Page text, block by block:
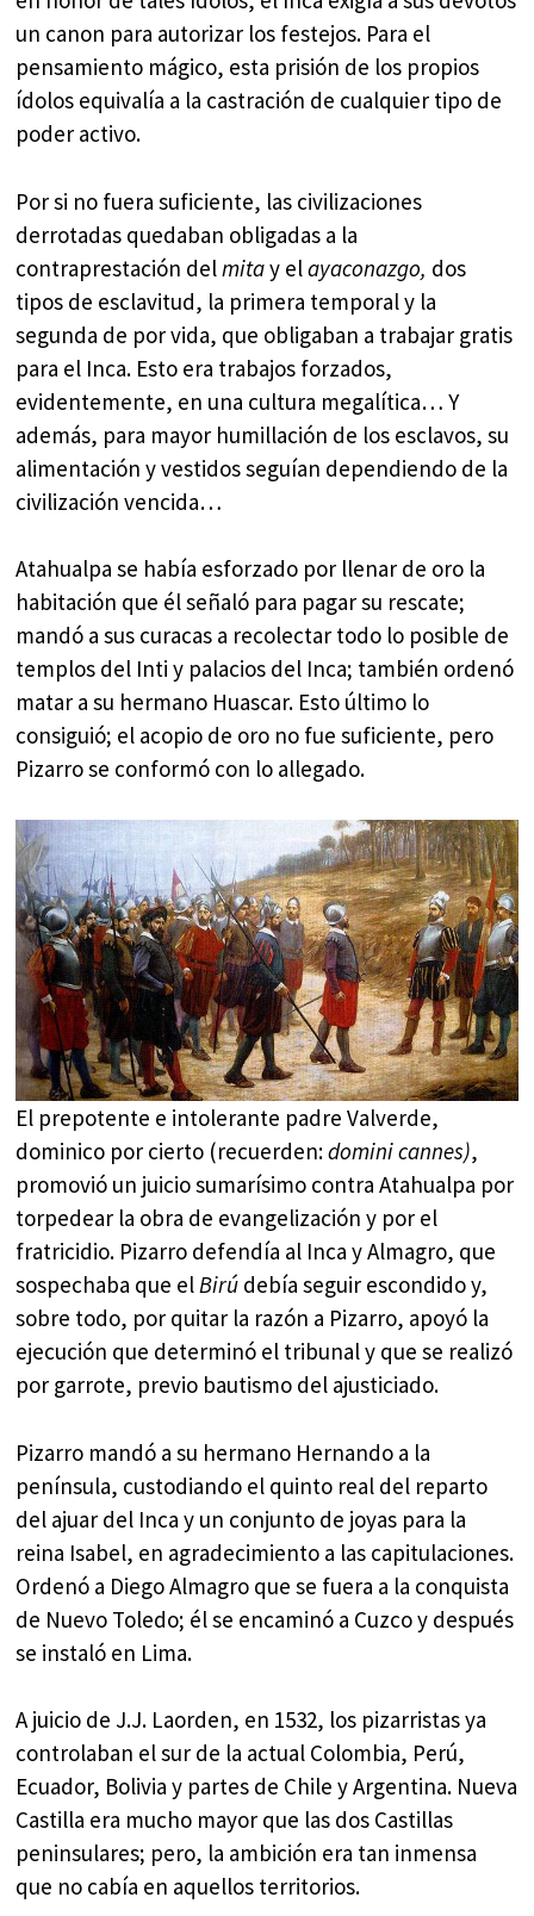
un canon para autorizar los festejos. Para el
pensamiento mágico, esta prisión de los propios
ídolos equivalía a la castración de cualquier tipo de
poder activo.
Por si no fuera suficiente, las civilizaciones
derrotadas quedaban obligadas a la
contraprestación delmitay elayaconazgo, dos
tipos de esclavitud, la primera temporal y la
segunda de por vida, que obligaban a trabajar gratis
para el Inca. Esto era trabajos forzados,
evidentemente, en una cultura megalítica… Y
además, para mayor humillación de los esclavos, su
alimentación y vestidos seguían dependiendo de la
civilización vencida…
Atahualpa se había esforzado por llenar de oro la
habitación que él señaló para pagar su rescate;
mandó a sus curacas a recolectar todo lo posible de
templos del Inti y palacios del Inca; también ordenó
matar a su hermano Huascar. Esto último lo
consiguió; el acopio de oro no fue suficiente, pero
Pizarro se conformó con lo allegado.
El prepotente e intolerante padre Valverde,
dominico por cierto (recuerden:domini cannes),
promovió un juicio sumarísimo contra Atahualpa por
torpedear la obra de evangelización y por el
fratricidio. Pizarro defendía al Inca y Almagro, que
sospechaba que elBirú debía seguir escondido y,
sobre todo, por quitar la razón a Pizarro, apoyó la
ejecución que determinó el tribunal y que se realizó
por garrote, previo bautismo del ajusticiado.
Pizarro mandó a su hermano Hernando a la
península, custodiando el quinto real del reparto
del ajuar del Inca y un conjunto de joyas para la
reina Isabel, en agradecimiento a las capitulaciones.
Ordenó a Diego Almagro que se fuera a la conquista
de Nuevo Toledo; él se encaminó a Cuzco y después
se instaló en Lima.
A juicio de J.J. Laorden, en 1532, los pizarristas ya
controlaban el sur de la actual Colombia, Perú,
Ecuador, Bolivia y partes de Chile y Argentina. Nueva
Castilla era mucho mayor que las dos Castillas
peninsulares; pero, la ambición era tan inmensa
que no cabía en aquellos territorios.